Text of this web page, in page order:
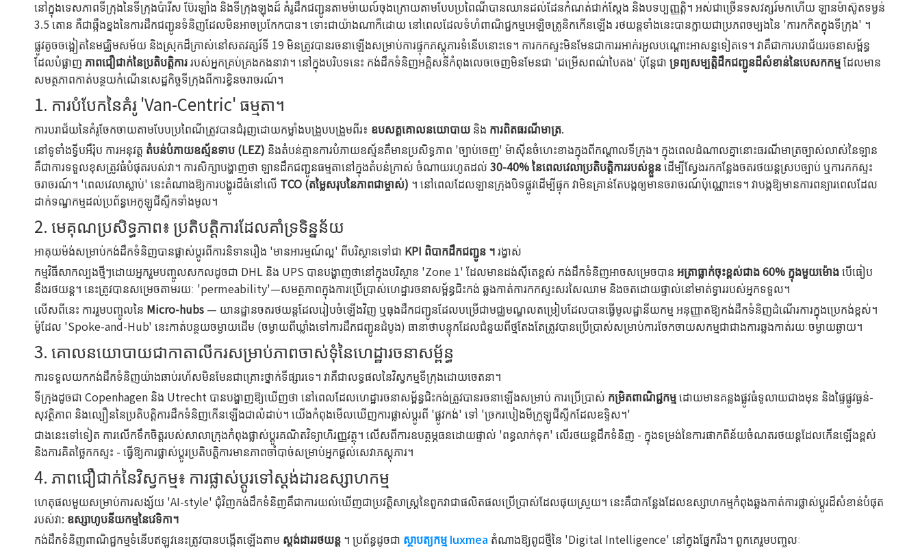
នៅក្នុងទេសភាពទីក្រុងនៃទីក្រុងប៉ារីស ប៊ែរឡាំង និងទីក្រុងឡុងដ៍ គំរូដឹកជញ្ជូនតាមម៉ាយល៍ចុងក្រោយតាមបែបប្រពៃណីបានឈានដល់ដែនកំណត់ជាក់ស្តែង និងបទប្បញ្ញត្តិ។ អស់ជាច្រើនទសវត្សរ៍មកហើយ ឡានម៉ាស៊ូតទម្ងន់
3.5 តោន គឺជាឆ្អឹងខ្នងនៃការដឹកជញ្ជូនទំនិញដែលមិនអាចប្រកែកបាន។ ទោះជាយ៉ាងណាក៏ដោយ នៅពេលដែលទំហំពាណិជ្ជកម្មអេឡិចត្រូនិកកើនឡើង រថយន្តទាំងនេះបានក្លាយជាប្រភពចម្បងនៃ 'ការកកិតក្នុងទីក្រុង' ។
ផ្លូវតូចចង្អៀតនៃមជ្ឈិមសម័យ និងស្រុកដ៏ក្រាស់នៅសតវត្សរ៍ទី 19 មិនត្រូវបានរចនាឡើងសម្រាប់ការផ្ទុកភស្តុភារទំនើបនោះទេ។ ការកកស្ទះមិនមែនជាការរអាក់រអួលបណ្តោះអាសន្នទៀតទេ។ វាគឺជាការបរាជ័យរចនាសម្ព័ន្ធ
ដែលបំផ្លាញ ភាពជឿជាក់នៃប្រតិបត្តិការរបស់អ្នកគ្រប់គ្រងកងនាវា។ នៅក្នុងបរិបទនេះ កង់ដឹកទំនិញអគ្គិសនីកំពុងលេចចេញមិនមែនជា 'ជម្រើសពណ៌បៃតង' ប៉ុន្តែជា ទ្រព្យសម្បត្តិដឹកជញ្ជូនដ៏សំខាន់នៃបេសកកម្មដែលមាន
សមត្ថភាពកាត់បន្ថយកំណើនសេដ្ឋកិច្ចទីក្រុងពីការខ្វិនចរាចរណ៍។
1. ការបំបែកនៃគំរូ 'Van-Centric' ធម្មតា។
ការបរាជ័យនៃគំរូចែកចាយតាមបែបប្រពៃណីត្រូវបានជំរុញដោយកម្លាំងបង្រួបបង្រួមពីរ៖ ឧបសគ្គគោលនយោបាយ និង ការពិតធរណីមាត្រ.
នៅទូទាំងទ្វីបអឺរ៉ុប ការអនុវត្ត តំបន់បំភាយឧស្ម័នទាប (LEZ) និងតំបន់គ្មានការបំភាយឧស្ម័នគឺមានប្រសិទ្ធភាព 'ច្បាប់ចេញ' ម៉ាស៊ីនចំហេះខាងក្នុងពីកណ្តាលទីក្រុង។ ក្នុងពេលដំណាលគ្នានោះធរណីមាត្រច្បាស់លាស់នៃឡាន
គឺជាការទទួលខុសត្រូវធំបំផុតរបស់វា។ ការសិក្សាបង្ហាញថា ឡានដឹកជញ្ជូនធម្មតានៅក្នុងតំបន់ក្រាស់ ចំណាយរហូតដល់ 30-40% នៃពេលវេលាប្រតិបត្តិការរបស់ខ្លួនដើម្បីស្វែងរកកន្លែងចតរថយន្តស្របច្បាប់ ឬការកកស្ទះ
ចរាចរណ៍។ 'ពេលវេលាស្លាប់' នេះតំណាងឱ្យការបង្ហូរដ៏ធំនៅលើ TCO (តម្លៃសរុបនៃភាពជាម្ចាស់) ។ នៅពេលដែលឡានក្រុងបិទផ្លូវដើម្បីផ្ទុក វាមិនគ្រាន់តែបង្កឲ្យមានចរាចរណ៍ប៉ុណ្ណោះទេ។ វាបង្កឱ្យមានការពន្យារពេលដែល
ដាក់ទណ្ឌកម្មដល់ប្រព័ន្ធអេកូឡូជីស្ទីកទាំងមូល។
2. មេគុណប្រសិទ្ធភាព៖ ប្រតិបត្តិការដែលគាំទ្រទិន្នន័យ
អាគុយម៉ង់សម្រាប់កង់ដឹកទំនិញបានផ្លាស់ប្តូរពីការនិទានរឿង 'មានអារម្មណ៍ល្អ' ពីបរិស្ថានទៅជា KPI ពិបាកដឹកជញ្ជូន ។រង្វាស់
កម្មវិធីសាកល្បងថ្មីៗដោយអ្នករួមបញ្ចូលសកលដូចជា DHL និង UPS បានបង្ហាញថានៅក្នុងបរិស្ថាន 'Zone 1' ដែលមានដង់ស៊ីតេខ្ពស់ កង់ដឹកទំនិញអាចសម្រេចបាន អត្រាធ្លាក់ចុះខ្ពស់ជាង 60% ក្នុងមួយម៉ោងបើធៀប
នឹងរថយន្ត។ នេះត្រូវបានសម្រេចតាមរយៈ 'permeability'—សមត្ថភាពក្នុងការប្រើប្រាស់ហេដ្ឋារចនាសម្ព័ន្ធជិះកង់ ឆ្លងកាត់ការកកស្ទះសរសៃឈាម និងចតដោយផ្ទាល់នៅមាត់ទ្វាររបស់អ្នកទទួល។
លើសពីនេះ ការរួមបញ្ចូលនៃ Micro-hubs — យានដ្ឋានចតរថយន្តដែលរៀបចំឡើងវិញ ឬធុងដឹកជញ្ជូនដែលបម្រើជាមជ្ឈមណ្ឌលតម្រៀបដែលបានធ្វើមូលដ្ឋានីយកម្ម អនុញ្ញាតឱ្យកង់ដឹកទំនិញដំណើរការក្នុងប្រេកង់ខ្ពស់។
ម៉ូដែល 'Spoke-and-Hub' នេះកាត់បន្ថយចម្ងាយដើម (ចម្ងាយពីឃ្លាំងទៅការដឹកជញ្ជូនដំបូង) ធានាថាបន្ទុកដែលជំនួយពីថ្មតែងតែត្រូវបានប្រើប្រាស់សម្រាប់ការចែកចាយសកម្មជាជាងការឆ្លងកាត់រយៈចម្ងាយឆ្ងាយ។
3. គោលនយោបាយជាកាតាលីករសម្រាប់ភាពចាស់ទុំនៃហេដ្ឋារចនាសម្ព័ន្ធ
ការទទួលយកកង់ដឹកទំនិញយ៉ាងឆាប់រហ័សមិនមែនជាគ្រោះថ្នាក់ទីផ្សារទេ។ វាគឺជាលទ្ធផលនៃវិស្វកម្មទីក្រុងដោយចេតនា។
ទីក្រុងដូចជា Copenhagen និង Utrecht បានបង្ហាញឱ្យឃើញថា នៅពេលដែលហេដ្ឋារចនាសម្ព័ន្ធជិះកង់ត្រូវបានរចនាឡើងសម្រាប់ ការប្រើប្រាស់ កម្រិតពាណិជ្ជកម្មដោយមានគន្លងផ្លូវធំទូលាយជាងមុន និងផ្ទៃផ្លូវធ្ងន់-
សុវត្ថិភាព និងល្បឿននៃប្រតិបត្តិការដឹកទំនិញកើនឡើងជាលំដាប់។ យើងកំពុងមើលឃើញការផ្លាស់ប្តូរពី 'ផ្លូវកង់' ទៅ 'ច្រករបៀងមីក្រូឡូជីស្ទីកដែលឧទ្ទិស។'
ជាងនេះទៅទៀត ការលើកទឹកចិត្តរបស់សាលាក្រុងកំពុងផ្លាស់ប្តូរគណិតវិទ្យាហិរញ្ញវត្ថុ។ លើសពីការឧបត្ថម្ភធនដោយផ្ទាល់ 'ពន្ធលាក់ទុក' លើរថយន្តដឹកទំនិញ - ក្នុងទម្រង់នៃការផាកពិន័យចំណតរថយន្តដែលកើនឡើងខ្ពស់
និងការគិតថ្លៃកកស្ទះ - ធ្វើឱ្យការផ្លាស់ប្តូរប្រតិបត្តិការមានភាពចាំបាច់សម្រាប់អ្នកផ្តល់សេវាភស្តុភារ។
4. ភាពជឿជាក់នៃវិស្វកម្ម៖ ការផ្លាស់ប្តូរទៅស្តង់ដារឧស្សាហកម្ម
ហេតុផលមួយសម្រាប់ការសង្ស័យ 'AI-style' ជុំវិញកង់ដឹកទំនិញគឺជាការយល់ឃើញជាប្រវត្តិសាស្ត្រនៃពួកវាជាផលិតផលប្រើប្រាស់ដែលផុយស្រួយ។ នេះគឺជាកន្លែងដែលឧស្សាហកម្មកំពុងឆ្លងកាត់ការផ្លាស់ប្តូរដ៏សំខាន់បំផុត
របស់វា: ឧស្សាហូបនីយកម្មនៃវេទិកា។
កង់ដឹកទំនិញពាណិជ្ជកម្មទំនើបឥឡូវនេះត្រូវបានបង្កើតឡើងតាម ស្តង់ដាររថយន្ត ។ ប្រព័ន្ធដូចជា ស្ថាបត្យកម្ម luxmea តំណាងឱ្យពូជថ្មីនៃ 'Digital Intelligence' នៅក្នុងផ្នែករឹង។ ពួកគេរួមបញ្ចូលៈ